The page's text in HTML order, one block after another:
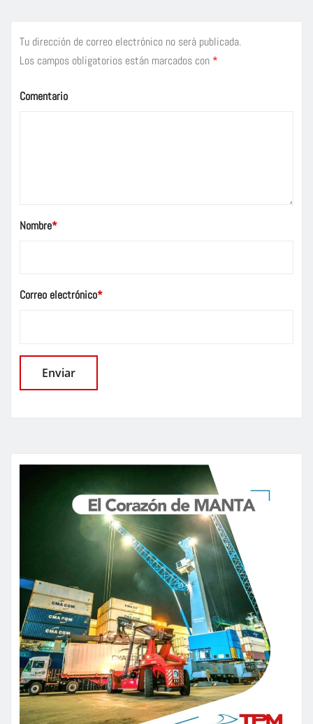
Tu dirección de correo electrónico no será publicada.
Los campos obligatorios están marcados con *
Comentario
Nombre*
Correo electrónico*